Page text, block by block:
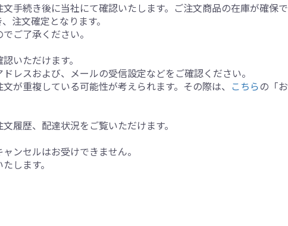
手続き後に当社にて確認いたします。ご注文商品の在庫が確保で
注文確定となります。
ご了承ください。
いただけます。
レスおよび、メールの受信設定などをご確認ください。
が重複している可能性が考えられます。その際は、 こちらの「お
履歴、配達状況をご覧いただけます。
ンセルはお受けできません。
します。